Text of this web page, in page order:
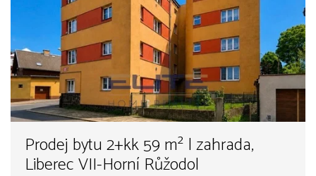
Prodej bytu 2+kk 59 m² | zahrada,
Liberec VII-Horní Růžodol